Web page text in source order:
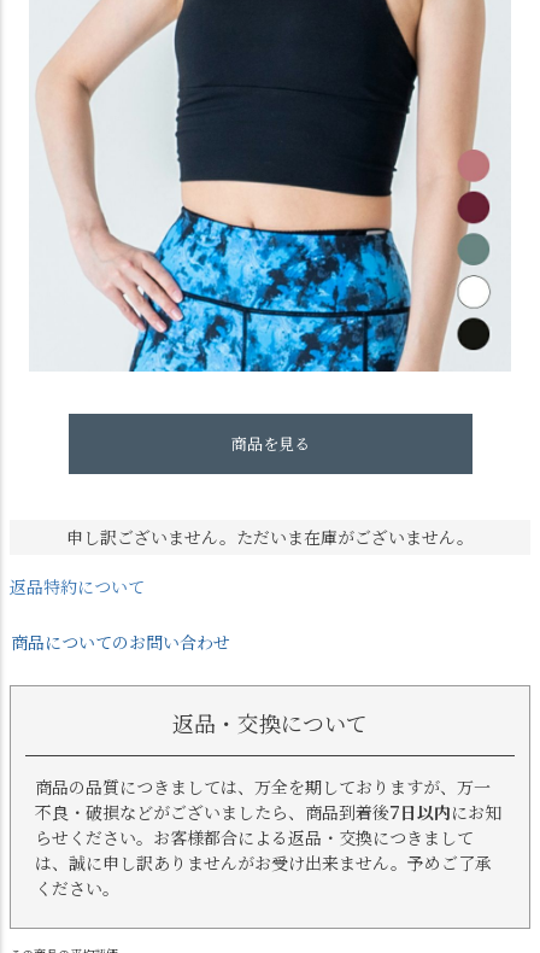
商品を見る
申し訳ございません。ただいま在庫がございません。
返品特約について
商品についてのお問い合わせ
返品・交換について
商品の品質につきましては、万全を期しておりますが、万一
不良・破損などがございましたら、商品到着後7日以内にお知
らせください。お客様都合による返品・交換につきまして
は、誠に申し訳ありませんがお受け出来ません。予めご了承
ください。